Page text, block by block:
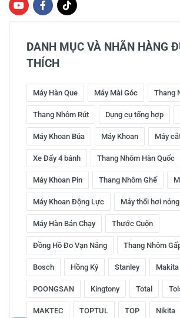
DANH MỤC VÀ NHÃN HÀNG
THÍCH
Máy Hàn Que Máy Mài Góc Thang
Thang Nhôm Rút Dụng cụ tổng hợp
Máy Khoan Búa Máy Khoan Máy
Xe Đẩy 4 bánh Thang Nhôm Hàn Quốc
Máy Khoan Pin Thang Nhôm Ghế
Máy Khoan Động Lực Máy thổi hơi nóng
Máy Hàn Bán Chạy Thước Cuộn
Đồng Hồ Đo Vạn Năng Thang Nhôm
Bosch Hồng Ký Stanley Makita
POONGSAN Kingtony Total
MAKTEC TOPTUL TOP Nikita